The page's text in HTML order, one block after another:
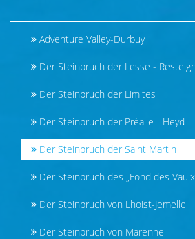
Adventure Valley-Durbuy
Der Steinbruch der Lesse -
Der Steinbruch der Limites
Der Steinbruch der Préalle - Heyd
Der Steinbruch der Saint Martin
Der Steinbruch des „Fond des
Der Steinbruch von Lhoist-Jemelle
Der Steinbruch von Marenne